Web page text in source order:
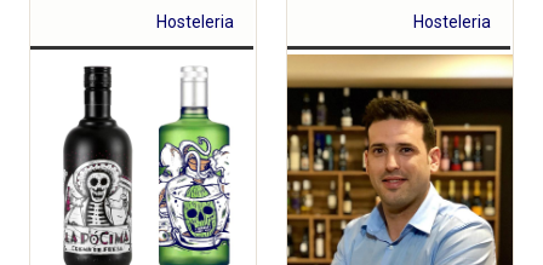
licor, pensado
para ser el
compañero
perfecto desde
los postres a
las largas
sobremesas
Hosteleria
Hosteleria